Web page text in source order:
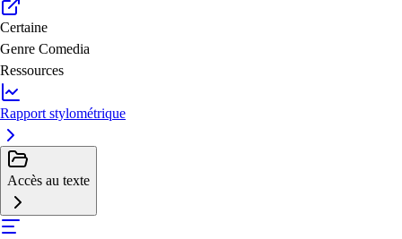
Certaine
Genre Comedia
Ressources
Rapport stylométrique
Accès au texte